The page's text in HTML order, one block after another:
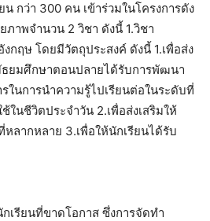
น กว่า 300 คน เข้าร่วมในโครงการดัง
าพจำนวน 2 วิชา ดังนี้ 1.วิชา
กฤษ โดยมีวัตถุประสงค์ ดังนี้ 1.เพื่อส่ง
ธยมศึกษาตอนปลายได้รับการพัฒนา
ในการนำความรู้ไปเรียนต่อในระดับที่
ในชีวิตประจำวัน 2.เพื่อส่งเสริมให้
หลากหลาย 3.เพื่อให้นักเรียนได้รับ
เรียนที่ขาดโอกาส ซึ่งการจัดทำ